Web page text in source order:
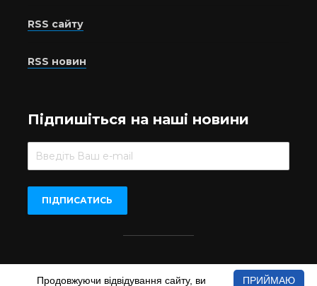
RSS сайту
RSS новин
Підпишіться на наші новини
Beer.UA © 2016-2022
При копіюванні матеріалів з сайту обов'язкове пряме
ПРИЙМАЮ
Продовжуючи відвідування сайту, ви